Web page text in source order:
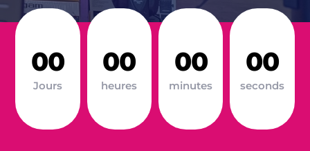
00
Jours
00
heures
00
minutes
00
seconds